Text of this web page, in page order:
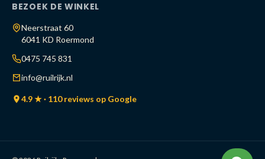
BEZOEK DE WINKEL
Neerstraat 60
6041 KD Roermond
0475 745 831
info@ruilrijk.nl
4.9 ★ · 110 reviews op Google